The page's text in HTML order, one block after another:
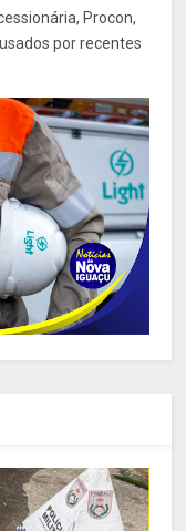
Procon,
por recentes